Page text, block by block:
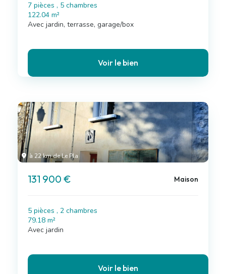
7 pièces , 5 chambres
122.04 m²
Avec jardin, terrasse, garage/box
Voir le bien
à 22 km de Le Pla
131 900 € Maison
5 pièces , 2 chambres
79.18 m²
Avec jardin
Voir le bien